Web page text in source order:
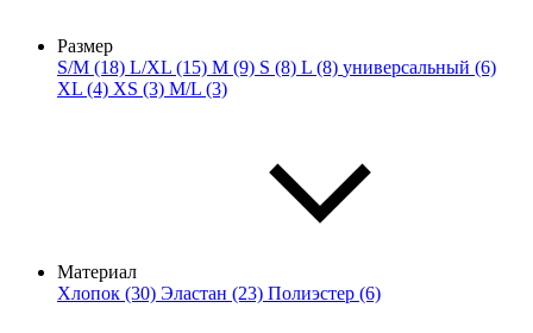
Размер
S/M (18) L/XL (15) M (9) S (8) L (8) универсальный (6)
XL (4) XS (3) M/L (3)
Материал
Хлопок (30) Эластан (23) Полиэстер (6)